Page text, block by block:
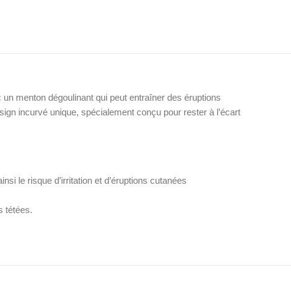
menton dégoulinant qui peut entraîner des éruptions
incurvé unique, spécialement conçu pour rester à l’écart
le risque d’irritation et d’éruptions cutanées
tétées.